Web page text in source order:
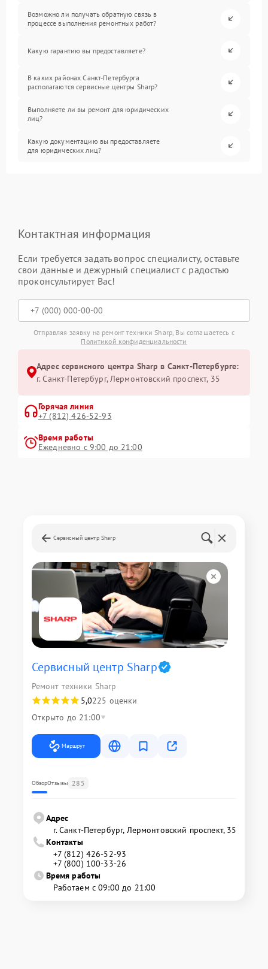
Возможно ли получать обратную связь в
процессе выполнения ремонтных работ?
Какую гарантию вы предоставляете?
В каких районах Санкт-Петербурга
располагаются сервисные центры Sharp?
Выполняете ли вы ремонт для юридических
лиц?
Какую документацию вы предоставляете
для юридических лиц?
Контактная информация
Если требуется задать вопрос специалисту, оставьте
свои данные и дежурный специалист с радостью
проконсультирует Вас!
Отправляя заявку на ремонт техники Sharp, Вы соглашаетесь с
Политикой конфиденциальности
Адрес сервисного центра Sharp в Санкт-Петербурге:
г. Санкт-Петербург, Лермонтовский проспект, 35
Горячая линия
+7 (812) 426-52-93
Время работы
Ежедневно с 9:00 до 21:00
Сервисный центр Sharp
Сервисный центр Sharp
Ремонт техники Sharp
5,0225 оценки
Открыто до 21:00
Маршрут
ОбзорОтзывы 285
Адрес
г. Санкт-Петербург, Лермонтовский проспект, 35
Контакты
+7 (812) 426-52-93
+7 (800) 100-33-26
Время работы
Работаем с 09:00 до 21:00